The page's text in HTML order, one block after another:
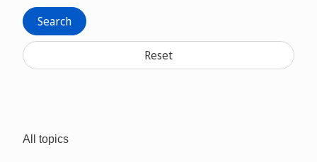
Search
Reset
All topics